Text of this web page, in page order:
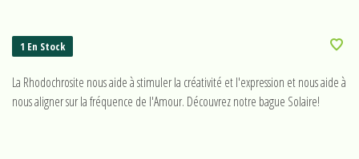
1 En Stock
La Rhodochrosite nous aide à stimuler la créativité et l'expression et nous aide à
nous aligner sur la fréquence de l'Amour. Découvrez notre bague Solaire!